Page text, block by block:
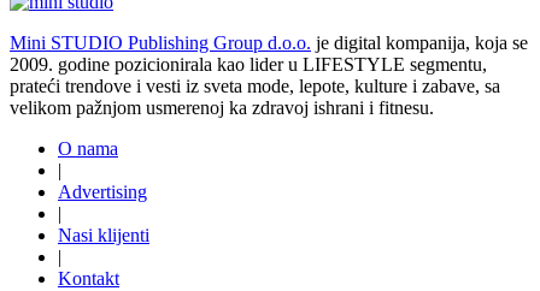
Mini STUDIO Publishing Group d.o.o. je digital kompanija, koja se
2009. godine pozicionirala kao lider u LIFESTYLE segmentu,
prateći trendove i vesti iz sveta mode, lepote, kulture i zabave, sa
velikom pažnjom usmerenoj ka zdravoj ishrani i fitnesu.
O nama
|
Advertising
|
Nasi klijenti
|
Kontakt